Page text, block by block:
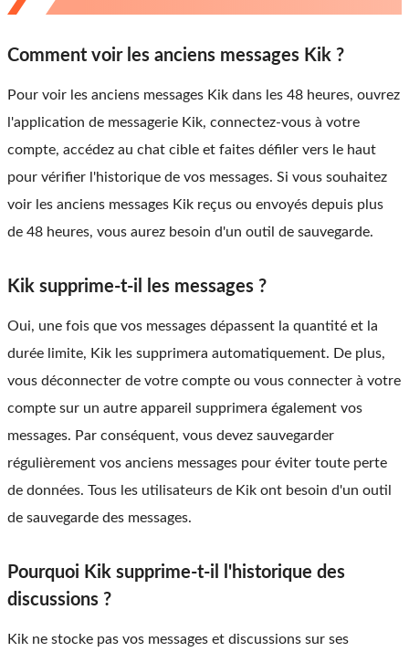
Comment voir les anciens messages Kik ?
Pour voir les anciens messages Kik dans les 48 heures, ouvrez
l'application de messagerie Kik, connectez-vous à votre
compte, accédez au chat cible et faites défiler vers le haut
pour vérifier l'historique de vos messages. Si vous souhaitez
voir les anciens messages Kik reçus ou envoyés depuis plus
de 48 heures, vous aurez besoin d'un outil de sauvegarde.
Kik supprime-t-il les messages ?
Oui, une fois que vos messages dépassent la quantité et la
durée limite, Kik les supprimera automatiquement. De plus,
vous déconnecter de votre compte ou vous connecter à votre
compte sur un autre appareil supprimera également vos
messages. Par conséquent, vous devez sauvegarder
régulièrement vos anciens messages pour éviter toute perte
de données. Tous les utilisateurs de Kik ont ​​besoin d'un outil
de sauvegarde des messages.
Pourquoi Kik supprime-t-il l'historique des
discussions ?
Kik ne stocke pas vos messages et discussions sur ses